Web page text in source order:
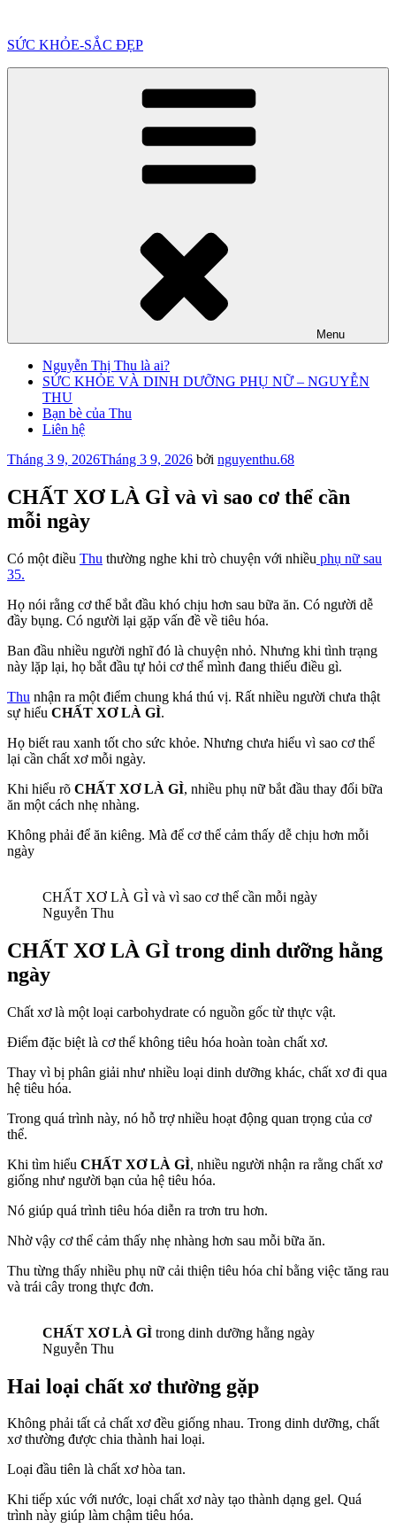
phần
SỨC KHỎE-SẮC ĐẸP
Menu
Nguyễn Thị Thu là ai?
SỨC KHỎE VÀ DINH DƯỠNG PHỤ NỮ – NGUYỄN
THU
Bạn bè của Thu
Liên hệ
Đăng
Tháng 3 9, 2026Tháng 3 9, 2026 bởi nguyenthu.68
CHẤT XƠ LÀ GÌ và vì sao cơ thể cần
mỗi ngày
Có một điều Thu thường nghe khi trò chuyện với nhiều phụ nữ sau
35.
Họ nói rằng cơ thể bắt đầu khó chịu hơn sau bữa ăn. Có người dễ
đầy bụng. Có người lại gặp vấn đề về tiêu hóa.
Ban đầu nhiều người nghĩ đó là chuyện nhỏ. Nhưng khi tình trạng
này lặp lại, họ bắt đầu tự hỏi cơ thể mình đang thiếu điều gì.
Thu nhận ra một điểm chung khá thú vị. Rất nhiều người chưa thật
sự hiểu CHẤT XƠ LÀ GÌ.
Họ biết rau xanh tốt cho sức khỏe. Nhưng chưa hiểu vì sao cơ thể
lại cần chất xơ mỗi ngày.
Khi hiểu rõ CHẤT XƠ LÀ GÌ, nhiều phụ nữ bắt đầu thay đổi bữa
ăn một cách nhẹ nhàng.
Không phải để ăn kiêng. Mà để cơ thể cảm thấy dễ chịu hơn mỗi
ngày
CHẤT XƠ LÀ GÌ và vì sao cơ thể cần mỗi ngày
Nguyễn Thu
CHẤT XƠ LÀ GÌ trong dinh dưỡng hằng
ngày
Chất xơ là một loại carbohydrate có nguồn gốc từ thực vật.
Điểm đặc biệt là cơ thể không tiêu hóa hoàn toàn chất xơ.
Thay vì bị phân giải như nhiều loại dinh dưỡng khác, chất xơ đi qua
hệ tiêu hóa.
Trong quá trình này, nó hỗ trợ nhiều hoạt động quan trọng của cơ
thể.
Khi tìm hiểu CHẤT XƠ LÀ GÌ, nhiều người nhận ra rằng chất xơ
giống như người bạn của hệ tiêu hóa.
Nó giúp quá trình tiêu hóa diễn ra trơn tru hơn.
Nhờ vậy cơ thể cảm thấy nhẹ nhàng hơn sau mỗi bữa ăn.
Thu từng thấy nhiều phụ nữ cải thiện tiêu hóa chỉ bằng việc tăng rau
và trái cây trong thực đơn.
CHẤT XƠ LÀ GÌ trong dinh dưỡng hằng ngày
Nguyễn Thu
Hai loại chất xơ thường gặp
Không phải tất cả chất xơ đều giống nhau. Trong dinh dưỡng, chất
xơ thường được chia thành hai loại.
Loại đầu tiên là chất xơ hòa tan.
Khi tiếp xúc với nước, loại chất xơ này tạo thành dạng gel. Quá
trình này giúp làm chậm tiêu hóa.